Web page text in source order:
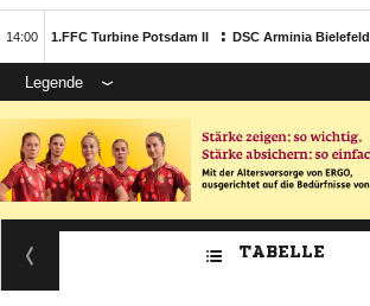
 1.FFC Turbine Potsdam II : DSC Arminia Bielefeld
Legende
TABELLE